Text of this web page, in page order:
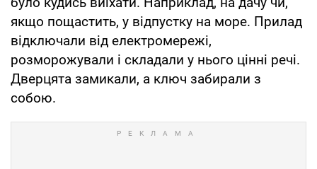
якщо пощастить, у відпустку на море. Прилад
відключали від електромережі,
розморожували і складали у нього цінні речі.
Дверцята замикали, а ключ забирали з
собою.